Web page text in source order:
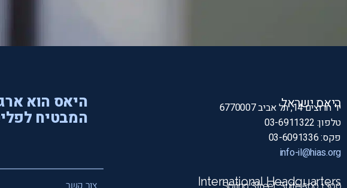
היאס ישראל
יד חרוצים 14, תל אביב 6770007
טלפון: 03-6911322
פקס: 03-6091336
info-il@hias.org
International Headquarters
היאס הוא
המבטיח